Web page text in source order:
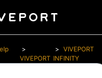
VIVEPORT
VIVEPORT
INFINITY